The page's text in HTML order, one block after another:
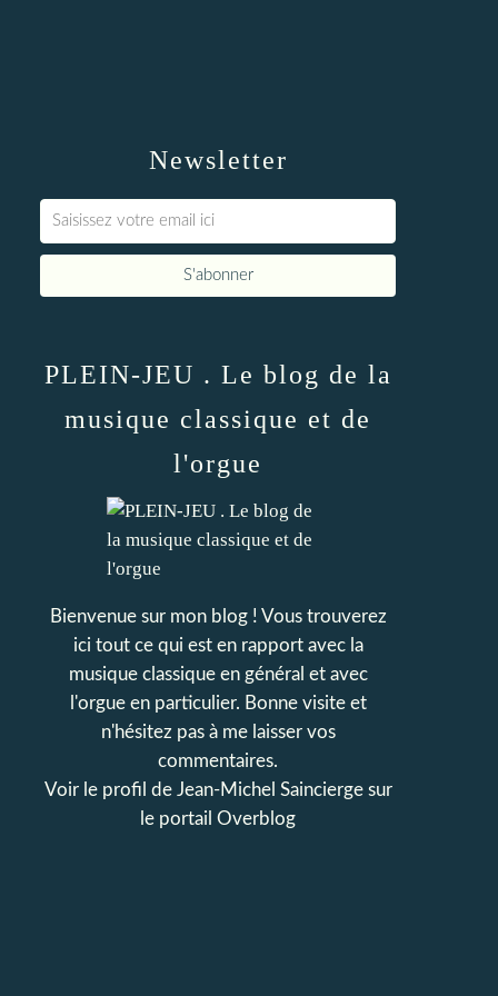
Newsletter
PLEIN-JEU . Le blog de la
musique classique et de
l'orgue
Bienvenue sur mon blog ! Vous trouverez
ici tout ce qui est en rapport avec la
musique classique en général et avec
l'orgue en particulier. Bonne visite et
n'hésitez pas à me laisser vos
commentaires.
Voir le profil de Jean-Michel Sainciergesur
le portail Overblog